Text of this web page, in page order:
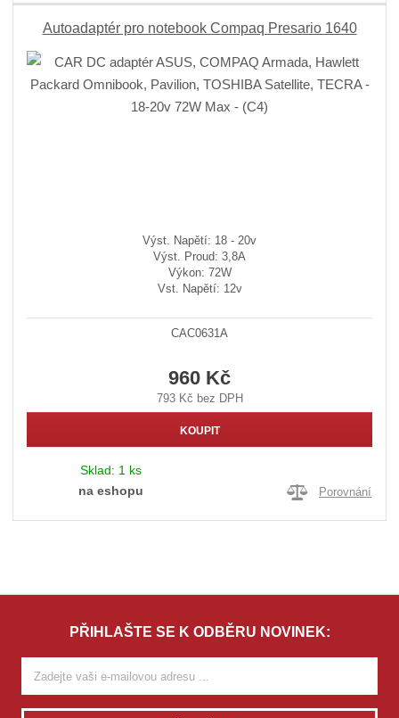
Autoadaptér pro notebook Compaq Presario 1640
Výst. Napětí: 18 - 20v
Výst. Proud: 3,8A
Výkon: 72W
Vst. Napětí: 12v
CAC0631A
960 Kč
793 Kč bez DPH
KOUPIT
Sklad: 1 ks
na eshopu
Porovnání
PŘIHLAŠTE SE K ODBĚRU NOVINEK: